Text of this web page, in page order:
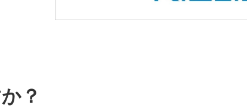
？